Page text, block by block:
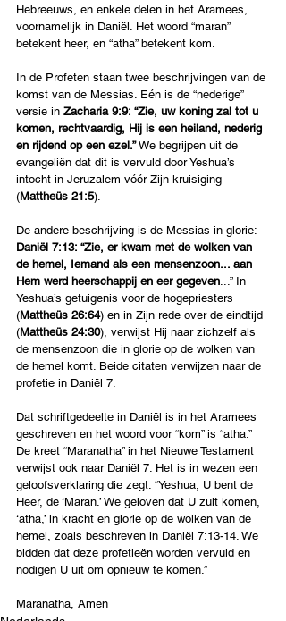
Hebreeuws, en enkele delen in het Aramees,
voornamelijk in Daniël. Het woord “maran”
betekent heer, en “atha” betekent kom.
In de Profeten staan twee beschrijvingen van de
komst van de Messias. Eén is de “nederige”
versie in Zacharia 9:9: “Zie, uw koning zal tot u
komen, rechtvaardig, Hij is een heiland, nederig
en rijdend op een ezel.” We begrijpen uit de
evangeliën dat dit is vervuld door Yeshua’s
intocht in Jeruzalem vóór Zijn kruisiging
(Mattheüs 21:5).
De andere beschrijving is de Messias in glorie:
Daniël 7:13: “Zie, er kwam met de wolken van
de hemel, Iemand als een mensenzoon... aan
Hem werd heerschappij en eer gegeven ...” In
Yeshua’s getuigenis voor de hogepriesters
(Mattheüs 26:64) en in Zijn rede over de eindtijd
(Mattheüs 24:30), verwijst Hij naar zichzelf als
de mensenzoon die in glorie op de wolken van
de hemel komt. Beide citaten verwijzen naar de
profetie in Daniël 7.
Dat schriftgedeelte in Daniël is in het Aramees
geschreven en het woord voor “kom” is “atha.”
De kreet “Maranatha” in het Nieuwe Testament
verwijst ook naar Daniël 7. Het is in wezen een
geloofsverklaring die zegt: “Yeshua, U bent de
Heer, de ‘Maran.’ We geloven dat U zult komen,
‘atha,’ in kracht en glorie op de wolken van de
hemel, zoals beschreven in Daniël 7:13-14. We
bidden dat deze profetieën worden vervuld en
nodigen U uit om opnieuw te komen.”
Maranatha, Amen